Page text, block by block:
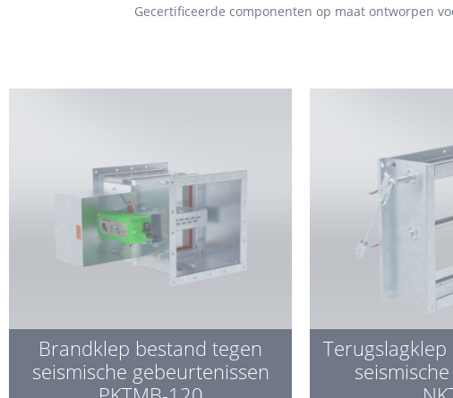
Gecertificeerde componenten op maat ontworpen
Brandklep bestand tegen
seismische gebeurtenissen